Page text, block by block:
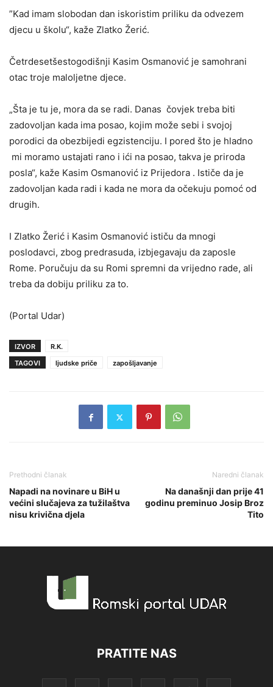
”Kad imam slobodan dan iskoristim priliku da odvezem
djecu u školu“, kaže Zlatko Žerić.
Četrdesetšestogodišnji Kasim Osmanović je samohrani
otac troje maloljetne djece.
„Šta je tu je, mora da se radi. Danas čovjek treba biti
zadovoljan kada ima posao, kojim može sebi i svojoj
porodici da obezbijedi egzistenciju. I pored što je hladno
mi moramo ustajati rano i ići na posao, takva je priroda
posla“, kaže Kasim Osmanović iz Prijedora . Ističe da je
zadovoljan kada radi i kada ne mora da očekuju pomoć od
drugih.
I Zlatko Žerić i Kasim Osmanović ističu da mnogi
poslodavci, zbog predrasuda, izbjegavaju da zaposle
Rome. Poručuju da su Romi spremni da vrijedno rade, ali
treba da dobiju priliku za to.
(Portal Udar)
IZVOR
R.K.
TAGOVI
ljudske priče zapošljavanje
Prethodni članak
Napadi na novinare u BiH u
većini slučajeva za tužilaštva
nisu krivična djela
Naredni članak
Na današnji dan prije 41
godinu preminuo Josip Broz
Tito
PRATITE NAS